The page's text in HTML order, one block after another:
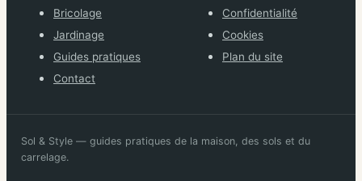
Bricolage
Jardinage
Guides pratiques
Contact
Confidentialité
Cookies
Plan du site
Sol & Style — guides pratiques de la maison, des sols et du
carrelage.